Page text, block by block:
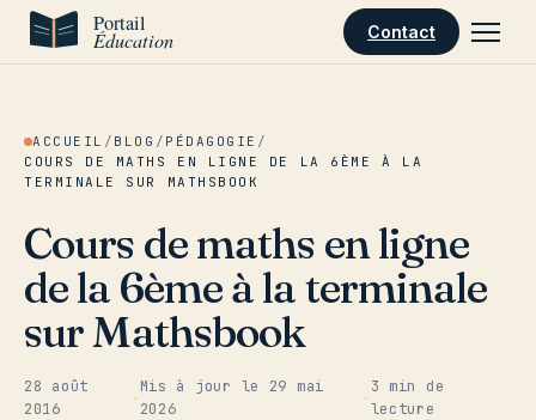
Aller au contenu
Contact
ACCUEIL / BLOG / PÉDAGOGIE /
COURS DE MATHS EN LIGNE DE LA 6ÈME À LA
TERMINALE SUR MATHSBOOK
Cours de maths en ligne
de la 6ème à la terminale
sur Mathsbook
28 août
2016
·
Mis à jour le 29 mai
2026
·
3 min de
lecture